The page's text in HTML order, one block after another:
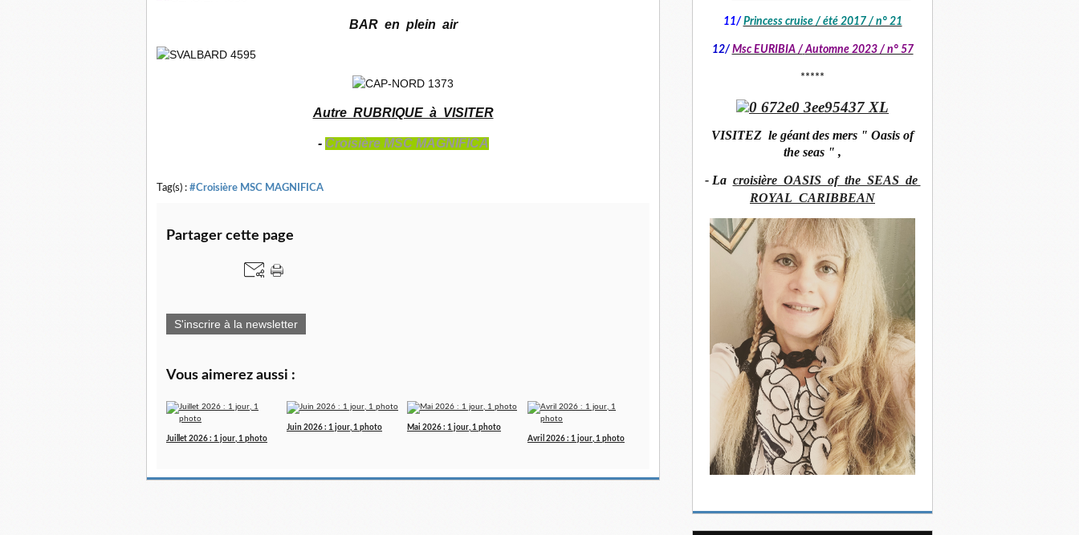
BAR en plein air
Autre RUBRIQUE à VISITER
- Croisière MSC MAGNIFICA
Tag(s) : #Croisière MSC MAGNIFICA
Partager cette page
S'inscrire à la newsletter
Vous aimerez aussi :
Juillet 2026 : 1 jour, 1 photo
Juin 2026 : 1 jour, 1 photo
Mai 2026 : 1 jour, 1 photo
Avril 2026 : 1 jour, 1 photo
11/ Princess cruise / été 2017 / n° 21
12/ Msc EURIBIA / Automne 2023 / n° 57
*****
VISITEZ le géant des mers " Oasis of
the seas " ,
- La croisière OASIS of the SEAS de
ROYAL CARIBBEAN